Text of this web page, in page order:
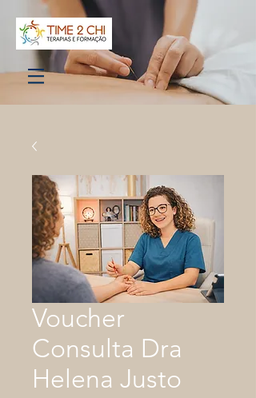
Voucher
Consulta Dra
Helena Justo